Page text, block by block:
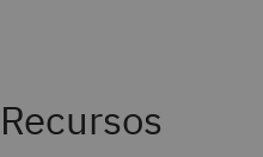
Recursos